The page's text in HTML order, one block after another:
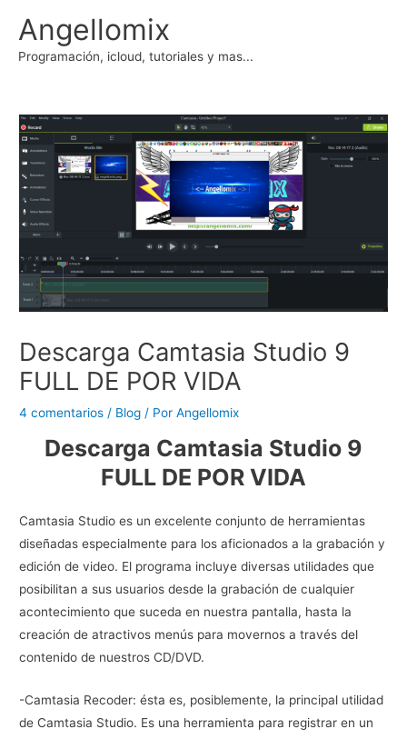
contenido
Angellomix
Programación, icloud, tutoriales y mas...
Descarga Camtasia Studio 9
FULL DE POR VIDA
4 comentarios / Blog / PorAngellomix
Descarga Camtasia Studio 9
FULL DE POR VIDA
Camtasia Studio es un excelente conjunto de herramientas
diseñadas especialmente para los aficionados a la grabación y
edición de video. El programa incluye diversas utilidades que
posibilitan a sus usuarios desde la grabación de cualquier
acontecimiento que suceda en nuestra pantalla, hasta la
creación de atractivos menús para movernos a través del
contenido de nuestros CD/DVD.
-Camtasia Recoder: ésta es, posiblemente, la principal utilidad
de Camtasia Studio. Es una herramienta para registrar en un